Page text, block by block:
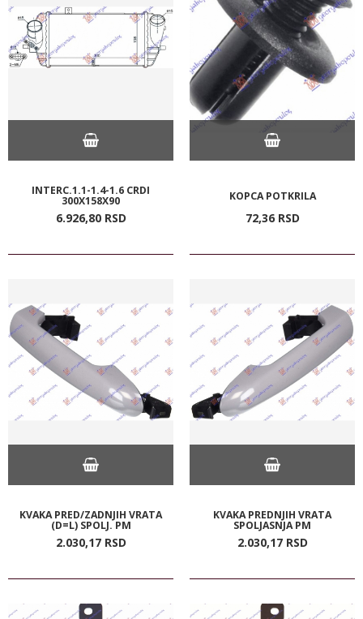
INTERC.1.1-1.4-1.6 CRDI
300X158X90
6.926,80 RSD
KOPCA POTKRILA
72,36 RSD
KVAKA PRED/ZADNJIH VRATA
(D=L) SPOLJ. PM
2.030,17 RSD
KVAKA PREDNJIH VRATA
SPOLJASNJA PM
2.030,17 RSD